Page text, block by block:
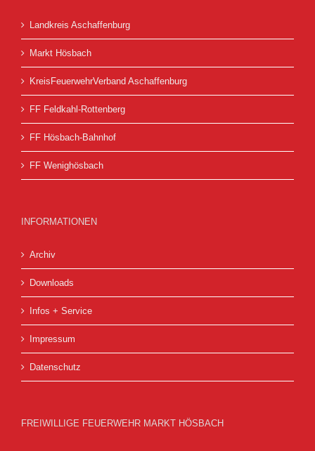
Landkreis Aschaffenburg
Markt Hösbach
KreisFeuerwehrVerband Aschaffenburg
FF Feldkahl-Rottenberg
FF Hösbach-Bahnhof
FF Wenighösbach
INFORMATIONEN
Archiv
Downloads
Infos + Service
Impressum
Datenschutz
FREIWILLIGE FEUERWEHR MARKT HÖSBACH